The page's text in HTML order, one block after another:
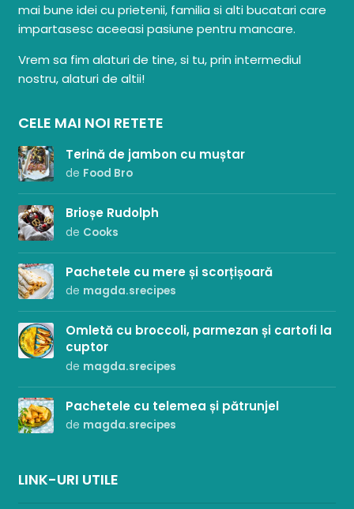
mai bune idei cu prietenii, familia si alti bucatari care
impartasesc aceeasi pasiune pentru mancare.
Vrem sa fim alaturi de tine, si tu, prin intermediul
nostru, alaturi de altii!
CELE MAI NOI RETETE
Terină de jambon cu muștar
de Food Bro
Brioșe Rudolph
de Cooks
Pachetele cu mere și scorțișoară
de magda.srecipes
Omletă cu broccoli, parmezan și cartofi la
cuptor
de magda.srecipes
Pachetele cu telemea și pătrunjel
de magda.srecipes
LINK-URI UTILE